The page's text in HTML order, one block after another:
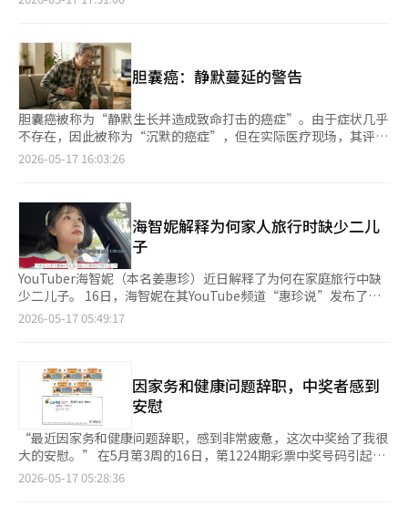
家庭26万元，4人家庭32万元以下的可获得救助金。地区参保者的
标准为1人家庭8万元，2人家庭12万元，3人家庭19万元，4人家庭
22万元以下。 为了不让双职工等多收入家庭处于不利地位，适用
增加1名家庭成员的标准。例如，包含2名职工的4人家庭，若符合
5人家庭标准39万元以下，则可获得救助金。 不过，去年财产税课
税标准总额超过1.2亿韩元或金融收入总额超过2000万韩元的高资
产者将被排除在外。 救助金金额根据居住地区不同而有所差异。
首都圈居民可获得10万元，非首都圈居民可获得15万元。人口减
得25万元。 申请期限为7月3日。第一轮发放对象的低保家庭和单
亲家庭等弱势群体中尚未申请的人也可以在此期间申请。救助金的
使用期限为8月31日，逾期未使用的金额将作废。 申请方式与去年
民生恢复消费券类似。若希望通过信用卡或借记卡发放，可通过卡
公司网站、应用程序、客服中心、自动语音服务等进行申请。为了
减少第一周的拥堵，将根据出生年份的末尾数字实施按周申请制。
使用地区限制为户籍所在地的地方自治团体。使用地点为年营业额
30亿韩元以下的加盟店和小商户店铺。不过，加油站可在没有营业
认申请时间及可使用的地区和行业。※ 本报道经人工智能（AI）系
统翻译与编辑。
胆囊癌：静默蔓延的警告
胆囊癌被称为“静默生长并造成致命打击的癌症”。由于症状几乎
不存在，因此被称为“沉默的癌症”，但在实际医疗现场，其评价
更加严峻。许多情况下，发现时已经为时已晚。根据健康保险审查
龄化和代谢疾病的增加，胆道癌也在“静默增长”。胆囊是附着在
肝脏下方的小囊，负责储存肝脏产生的胆汁，并在食物进入时释放
胆汁以帮助脂肪消化。虽然其功能简单，但一旦发生癌症，情况就
会大为不同。胆囊癌大多以腺癌形式出现，尽管发生频率低于其他
消化道癌症，但预后却相对较差。问题在于“没有信号”。早期几
乎没有症状，病情进展后，常常表现为消化不良、腹部胀满和右上
腹不适等。这些症状与常见的胃肠疾病难以区分，患者容易掉以轻
心。随着病情的进展，情况会发生变化。癌症扩散至肝脏、胆管和
明确，最典型的是胆石症。胆石症在超过一半的胆囊癌患者中伴随
出现，长期刺激胆囊壁，导致慢性炎症，从而增加癌症发生的风
险。胆囊息肉也是需要关注的对象。大多数是良性的，但如果大小
超过1厘米或快速增大，可能会发展为癌症。胆囊壁增厚的“壁肥
厚”也难以与癌症区分，需要进行精密追踪。近年来，生活习惯因
素也受到关注。肥胖、脂肪肝、糖尿病和代谢综合症等被研究认为
增加胆道癌的发生风险。西方饮食习惯与老龄化相结合，被认为是
2026-05-17 16:03:26
海智妮解释为何家人旅行时缺少二儿
子
YouTuber海智妮（本名姜惠珍）近日解释了为何在家庭旅行中缺
少二儿子。 16日，海智妮在其YouTube频道“惠珍说”发布了一
段名为“大家常问的问题，旅行时二儿子为何不在”的视频。 她
了比预期更久，目前已经治疗了4个月。只要他的状态稍微下降，
就会出现流鼻涕、鼻塞和耳部感染的症状，因此外出时我们会根据
情况谨慎决定。” 她还提到：“我们也希望胜宇和彩宇能和我们
四个人一起度过美好时光，但现在胜宇的健康和状态是最重要的，
因此有时无法一起出行。” 海智妮表示：“这次的釜山之行原本
计划是2晚3天，但考虑到胜宇的状态，我们缩短为1晚2天。”她
补充道：“我知道很多人喜欢看到我们四口之家一起的样子，未来
我会努力多展示我们四口的日常。” 此外，海智妮于2018年11月
2026-05-17 05:49:17
因家务和健康问题辞职，中奖者感到
安慰
“最近因家务和健康问题辞职，感到非常疲惫，这次中奖给了我很
大的安慰。” 在5月第3周的16日，第1224期彩票中奖号码引起了
人们的关注，307期年金彩票720+一等奖（1张），二等奖（4张）
2026-05-17 05:28:36